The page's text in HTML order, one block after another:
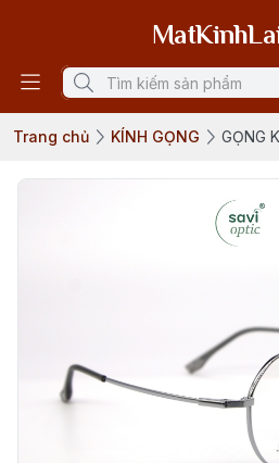
Trang chủ KÍNH GỌNG GỌNG